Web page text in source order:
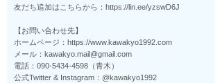
友だち追加はこちらから：https://lin.ee/yzswD6J
【お問い合わせ先】
ホームページ：https://www.kawakyo1992.com
メール：kawakyo.mail@gmail.com
電話：090-5434-4598（青木）
公式Twitter & Instagram：@kawakyo1992